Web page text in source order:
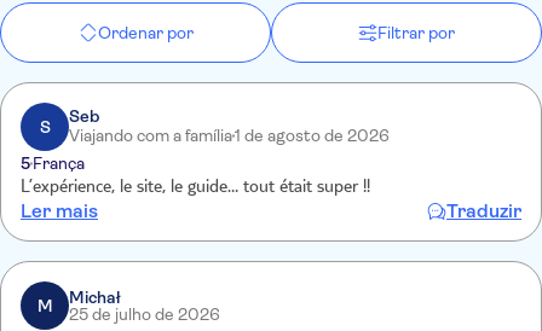
Ordenar por Filtrar por
S
Seb
Viajando com a família1 de agosto de 2026
5França
L’expérience, le site, le guide… tout était super !!
Ler mais Traduzir
M
Michał
25 de julho de 2026